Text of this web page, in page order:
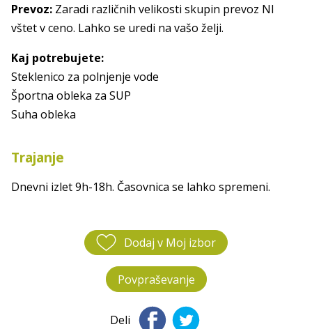
Prevoz: Zaradi različnih velikosti skupin prevoz NI
vštet v ceno. Lahko se uredi na vašo želji.
Kaj potrebujete:
Steklenico za polnjenje vode
Športna obleka za SUP
Suha obleka
Trajanje
Dnevni izlet 9h-18h. Časovnica se lahko spremeni.
Dodaj v Moj izbor
Povpraševanje
Deli